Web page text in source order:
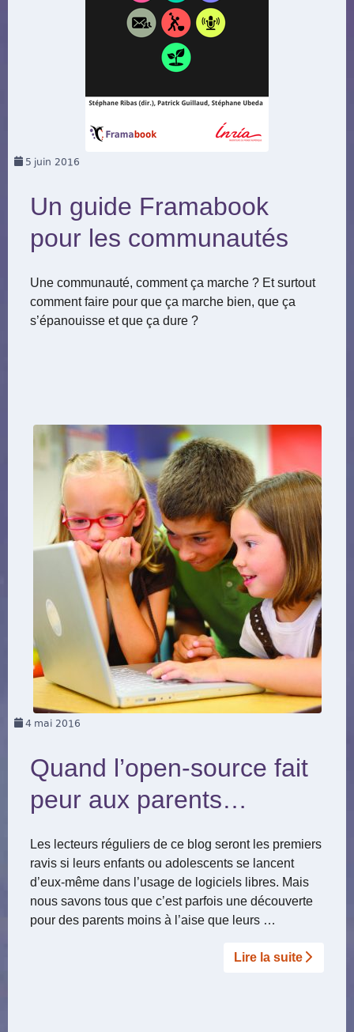
5 juin 2016
Un guide Framabook
pour les communautés
Une communauté, comment ça marche ? Et surtout
comment faire pour que ça marche bien, que ça
s’épanouisse et que ça dure ?
4 mai 2016
Quand l’open-source fait
peur aux parents…
Les lecteurs réguliers de ce blog seront les premiers
ravis si leurs enfants ou adolescents se lancent
d’eux-même dans l’usage de logiciels libres. Mais
nous savons tous que c’est parfois une découverte
pour des parents moins à l’aise que leurs …
Lire la suite­­